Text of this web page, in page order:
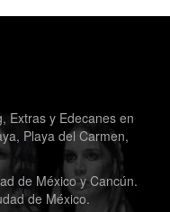
Extras y Edecanes en
Playa del Carmen,
de México y Cancún.
de México.